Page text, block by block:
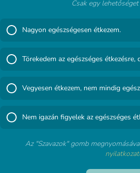
Csak egy
Nagyon egészségesen étkezem.
Törekedem az egészséges étkezésre,
Vegyesen étkezem, nem mindig
Nem igazán figyelek az egészséges
Az "Szavazok" gomb